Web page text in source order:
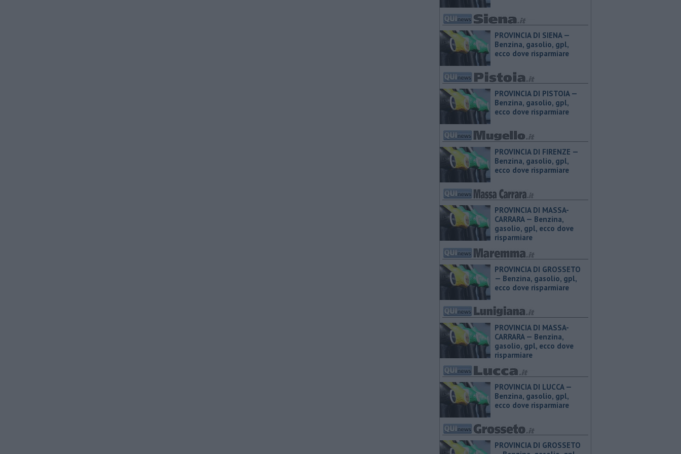
PROVINCIA DI SIENA — ​
Benzina, gasolio, gpl,
ecco dove risparmiare
PROVINCIA DI PISTOIA — ​
Benzina, gasolio, gpl,
ecco dove risparmiare
PROVINCIA DI FIRENZE — ​
Benzina, gasolio, gpl,
ecco dove risparmiare
PROVINCIA DI MASSA-
CARRARA — ​Benzina,
gasolio, gpl, ecco dove
risparmiare
PROVINCIA DI GROSSETO
— ​Benzina, gasolio, gpl,
ecco dove risparmiare
PROVINCIA DI MASSA-
CARRARA — ​Benzina,
gasolio, gpl, ecco dove
risparmiare
PROVINCIA DI LUCCA — ​
Benzina, gasolio, gpl,
ecco dove risparmiare
PROVINCIA DI GROSSETO